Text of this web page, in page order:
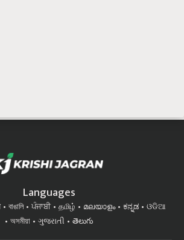
Languages
বাঙালি ਪੰਜਾਬੀ தமிழ் മലയാളം ಕನ್ನಡ
ଓଡିଆ
অসমীয়া
ગુજરાતી తెలుగు